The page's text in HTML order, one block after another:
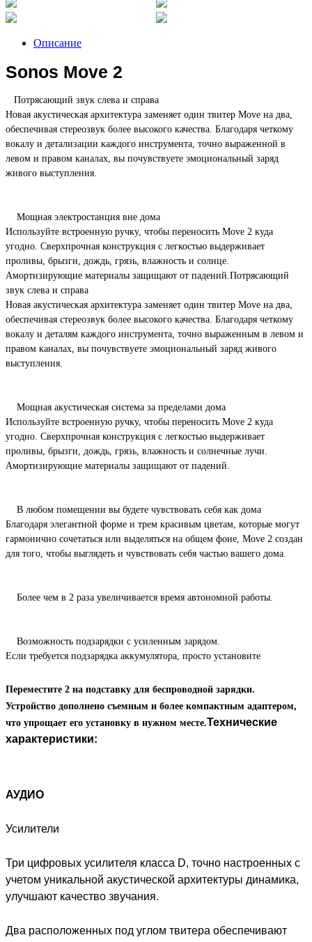
Описание
Sonos Move 2
Потрясающий звук слева и справа
Новая акустическая архитектура заменяет один твитер Move на два,
обеспечивая стереозвук более высокого качества. Благодаря четкому
вокалу и детализации каждого инструмента, точно выраженной в
левом и правом каналах, вы почувствуете эмоциональный заряд
живого выступления.
Мощная электростанция вне дома
Используйте встроенную ручку, чтобы переносить Move 2 куда
угодно. Сверхпрочная конструкция с легкостью выдерживает
проливы, брызги, дождь, грязь, влажность и солнце.
Амортизирующие материалы защищают от падений.Потрясающий
звук слева и справа
Новая акустическая архитектура заменяет один твитер Move на два,
обеспечивая стереозвук более высокого качества. Благодаря четкому
вокалу и деталям каждого инструмента, точно выраженным в левом и
правом каналах, вы почувствуете эмоциональный заряд живого
выступления.
Мощная акустическая система за пределами дома
Используйте встроенную ручку, чтобы переносить Move 2 куда
угодно. Сверхпрочная конструкция с легкостью выдерживает
проливы, брызги, дождь, грязь, влажность и солнечные лучи.
Амортизирующие материалы защищают от падений.
В любом помещении вы будете чувствовать себя как дома
Благодаря элегантной форме и трем красивым цветам, которые могут
гармонично сочетаться или выделяться на общем фоне, Move 2 создан
для того, чтобы выглядеть и чувствовать себя частью вашего дома.
Более чем в 2 раза увеличивается время автономной работы.
Возможность подзарядки с усиленным зарядом.
Если требуется подзарядка аккумулятора, просто установите
Переместите 2 на подставку для беспроводной зарядки.
Устройство дополнено съемным и более компактным адаптером,
что упрощает его установку в нужном месте.Технические
характеристики:
АУДИО
Усилители
Три цифровых усилителя класса D, точно настроенных с
учетом уникальной акустической архитектуры динамика,
улучшают качество звучания.
Два расположенных под углом твитера обеспечивают